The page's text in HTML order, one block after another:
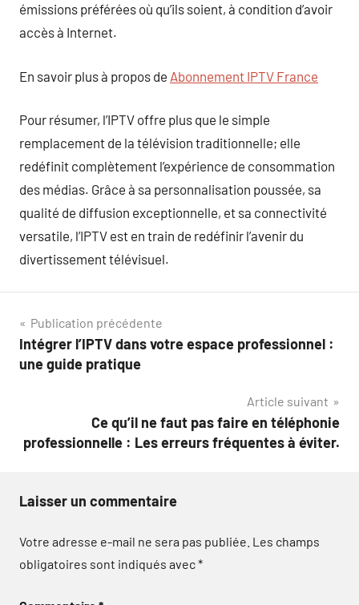
émissions préférées où qu’ils soient, à condition d’avoir
accès à Internet.
En savoir plus à propos de Abonnement IPTV France
Pour résumer, l’IPTV offre plus que le simple
remplacement de la télévision traditionnelle; elle
redéfinit complètement l’expérience de consommation
des médias. Grâce à sa personnalisation poussée, sa
qualité de diffusion exceptionnelle, et sa connectivité
versatile, l’IPTV est en train de redéfinir l’avenir du
divertissement télévisuel.
Navigation
de
Publication précédente
Intégrer l’IPTV dans votre espace professionnel :
une guide pratique
Article suivant
Ce qu’il ne faut pas faire en téléphonie
professionnelle : Les erreurs fréquentes à éviter.
Laisser un commentaire
Votre adresse e-mail ne sera pas publiée. Les champs
obligatoires sont indiqués avec*